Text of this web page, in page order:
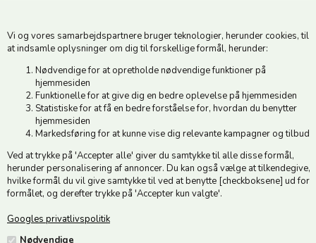
Vi og vores samarbejdspartnere bruger teknologier, herunder cookies, til
at indsamle oplysninger om dig til forskellige formål, herunder:
Nødvendige for at opretholde nødvendige funktioner på
hjemmesiden
Funktionelle for at give dig en bedre oplevelse på hjemmesiden
Statistiske for at få en bedre forståelse for, hvordan du benytter
hjemmesiden
Markedsføring for at kunne vise dig relevante kampagner og tilbud
Ved at trykke på 'Accepter alle' giver du samtykke til alle disse formål,
herunder personalisering af annoncer. Du kan også vælge at tilkendegive,
hvilke formål du vil give samtykke til ved at benytte [checkboksene] ud for
formålet, og derefter trykke på 'Accepter kun valgte'.
Googles privatlivspolitik
CVR 49879415 Mailvedstedmoelle@post.tele.dk
Åbningstider: Man-Fre 9.00-17.00 | Middagslukket 12.00-12.30 |
Lørdag 9.00-12.00
Hold dig opdateret
Tilmeld dig vores nyhedsbrev og modtag gode tilbud :)
Jeg accepterer vilkårene